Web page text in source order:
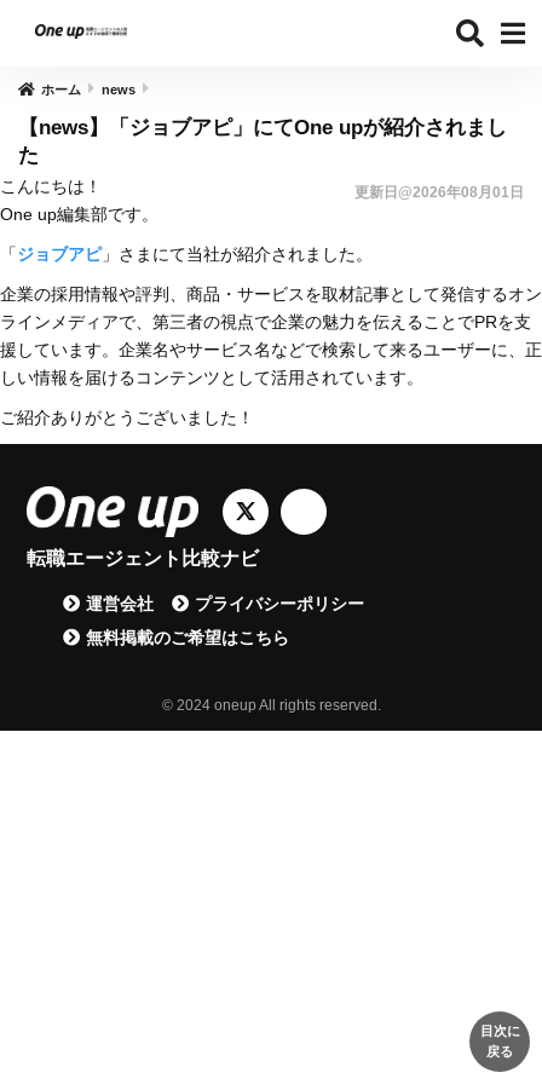
ホーム news
【news】「ジョブアピ」にてOne upが紹介されまし
た
更新日@2026年08月01日
こんにちは！
One up編集部です。
「ジョブアピ」さまにて当社が紹介されました。
企業の採用情報や評判、商品・サービスを取材記事として発信するオン
ラインメディアで、第三者の視点で企業の魅力を伝えることでPRを支
援しています。企業名やサービス名などで検索して来るユーザーに、正
しい情報を届けるコンテンツとして活用されています。
ご紹介ありがとうございました！
目次に
戻る
転職エージェント比較ナビ
運営会社
プライバシーポリシー
無料掲載のご希望はこちら
© 2024 oneup All rights reserved.